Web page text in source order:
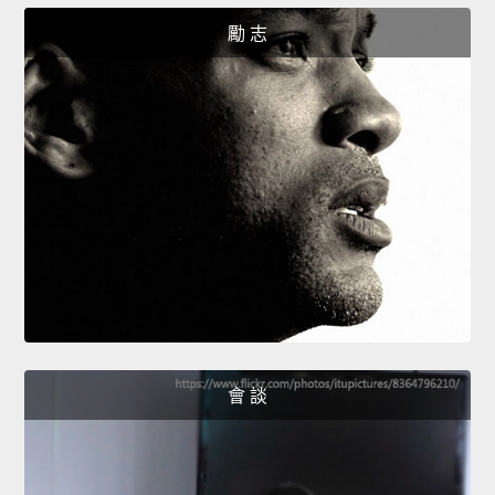
勵 志
會 談